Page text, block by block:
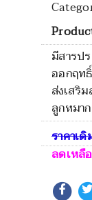
มีสารป
ออกฤท
ส่งเสริ
ลูกหมา
ราคาเ
ลดเหลือ